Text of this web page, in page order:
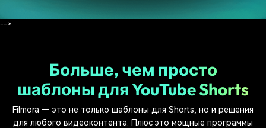
-->
Больше, чем просто
шаблоны для YouTube Shorts
Filmora — это не только шаблоны для Shorts, но и решения
для любого видеоконтента. Плюс это мощные программы